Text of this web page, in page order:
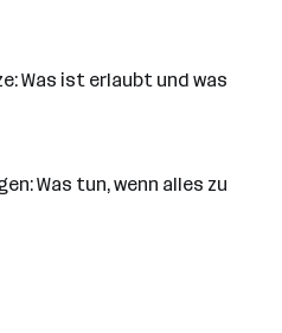
Was ist erlaubt und was
Was tun, wenn alles zu